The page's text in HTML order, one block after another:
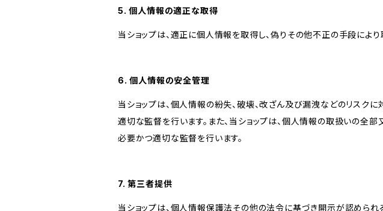
5. 個人情報の適正な取得
当ショップは、適正に個人情報を取得し、偽りその他不正の手段により
6. 個人情報の安全管理
当ショップは、個人情報の紛失、破壊、改ざん及び漏洩などのリスク
適切な監督を行います。また、当ショップは、個人情報の取扱いの全
必要かつ適切な監督を行います。
7. 第三者提供
当ショップは、個人情報保護法その他の法令に基づき開示が認めら